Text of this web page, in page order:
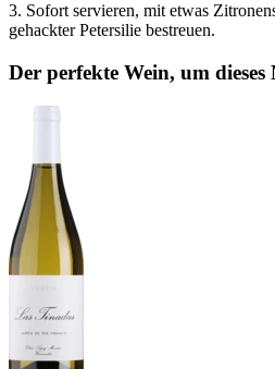
3. Sofort servieren, mit etwas
gehackter Petersilie bestreuen.
Der perfekte Wein, um dieses